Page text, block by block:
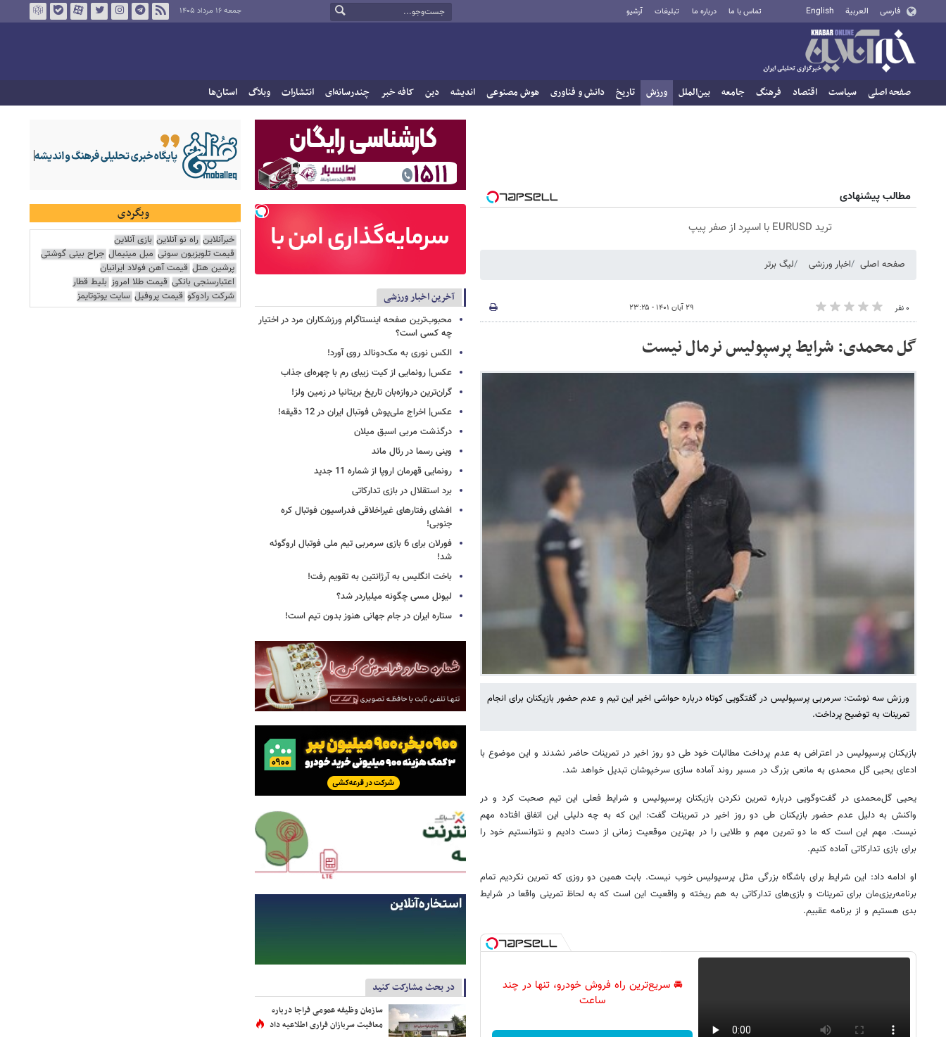
فارسی العربية English تماس با ما درباره ما تبلیغات آرشیو جمعه ۱۶ مرداد ۱۴۰۵
صفحه اصلی سیاست اقتصاد فرهنگ جامعه بین‌الملل ورزش تاریخ دانش و فناوری هوش مصنوعی اندیشه دین کافه خبر چندرسانه‌ای انتشارات وبلاگ استان‌ها
مطالب پیشنهادی
ترید EURUSD با اسپرد از صفر پیپ
صفحه اصلی اخبار ورزشی لیگ برتر
۰ نفر ۲۹ آبان ۱۴۰۱ - ۲۳:۲۵
گل محمدی: شرایط پرسپولیس نرمال نیست
ورزش سه نوشت: سرمربی پرسپولیس در گفتگویی کوتاه درباره حواشی اخیر این تیم و عدم حضور بازیکنان برای انجام
تمرینات به توضیح پرداخت.
بازیکنان پرسپولیس در اعتراض به عدم پرداخت مطالبات خود طی دو روز اخیر در تمرینات حاضر نشدند و این موضوع با
ادعای یحیی گل محمدی به مانعی بزرگ در مسیر روند آماده سازی سرخپوشان تبدیل خواهد شد.
یحیی گل‌محمدی در گفت‌وگویی درباره تمرین نکردن بازیکنان پرسپولیس و شرایط فعلی این تیم صحبت کرد و در
واکنش به دلیل عدم حضور بازیکنان طی دو روز اخیر در تمرینات گفت: این که به چه دلیلی این اتفاق افتاده مهم
نیست. مهم این است که ما دو تمرین مهم و طلایی را در بهترین موقعیت زمانی از دست دادیم و نتوانستیم خود را
برای بازی تدارکاتی آماده کنیم.
او ادامه داد: این شرایط برای باشگاه بزرگی مثل پرسپولیس خوب نیست. بابت همین دو روزی که تمرین نکردیم تمام
برنامه‌ریزی‌مان برای تمرینات و بازی‌های تدارکاتی به هم ریخته و واقعیت این است که به لحاظ تمرینی واقعا در شرایط
بدی هستیم و از برنامه عقبیم.
🚘 سریع‌ترین راه فروش خودرو، تنها در چند
ساعت
آخرین اخبار ورزشی
محبوب‌ترین صفحه اینستاگرام ورزشکاران مرد در اختیار
چه کسی است؟
الکس نوری به مک‌دونالد روی آورد!
عکس| رونمایی از کیت زیبای رم با چهره‌ای جذاب
گران‌ترین دروازه‌بان تاریخ بریتانیا در زمین ولز!
عکس| اخراج ملی‌پوش فوتبال ایران در 12 دقیقه!
درگذشت مربی اسبق میلان
وینی رسما در رئال ماند
رونمایی قهرمان اروپا از شماره 11 جدید
برد استقلال در بازی تدارکاتی
افشای رفتارهای غیراخلاقی فدراسیون فوتبال کره
جنوبی!
فورلان برای 6 بازی سرمربی تیم ملی فوتبال اروگوئه
شد!
باخت انگلیس به آرژانتین به تقویم رفت!
لیونل مسی چگونه میلیاردر شد؟
ستاره ایران در جام جهانی هنوز بدون تیم است!
در بحث مشارکت کنید
سازمان وظیفه عمومی فراجا درباره
معافیت سربازان فراری اطلاعیه داد
وبگردی
خبرآنلاین راه نو آنلاین بازی آنلاین
قیمت تلویزیون سونی مبل مینیمال جراح بینی گوشتی
پرشین هتل قیمت آهن فولاد ایرانیان
اعتبارسنجی بانکی قیمت طلا امروز بلیط قطار
شرکت رادوکو قیمت پروفیل سایت یوتوتایمز